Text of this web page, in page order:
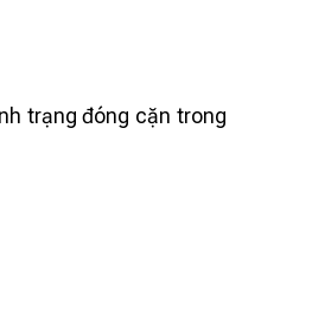
trạng đóng cặn trong